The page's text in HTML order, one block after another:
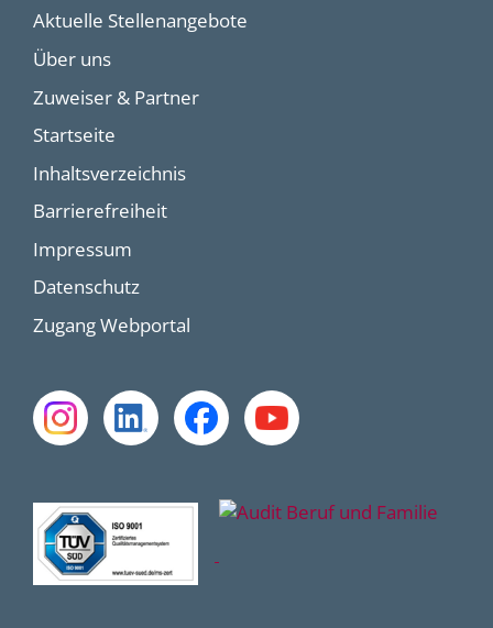
Aktuelle Stellenangebote
Über uns
Zuweiser & Partner
Startseite
Inhaltsverzeichnis
Barrierefreiheit
Impressum
Datenschutz
Zugang Webportal